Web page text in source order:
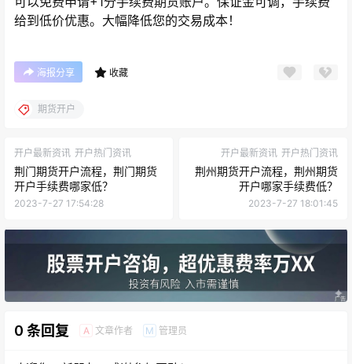
给到低价优惠。大幅降低您的交易成本！
海报分享 收藏
期货开户
开户最新资讯 开户热门资讯
荆门期货开户流程，荆门期货
开户手续费哪家低？
2023-7-27 17:54:28
开户最新资讯 开户热门资讯
荆州期货开户流程，荆州期货
开户哪家手续费低？
2023-7-27 18:01:45
0 条回复 A 文章作者 M 管理员